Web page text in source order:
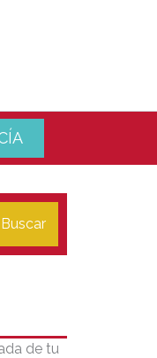
Buscar
de tu